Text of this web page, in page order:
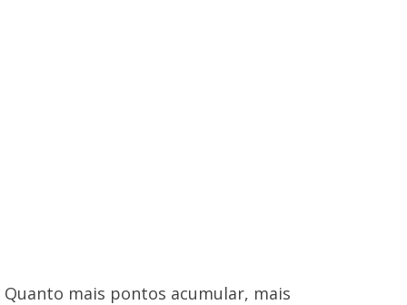
Quanto mais pontos acumular, mais